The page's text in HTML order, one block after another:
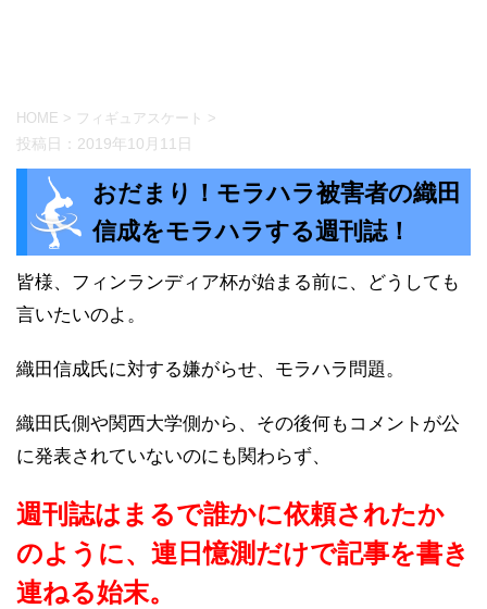
HOME > フィギュアスケート >
投稿日： 2019年10月11日
おだまり！モラハラ被害者の織田
信成をモラハラする週刊誌！
皆様、フィンランディア杯が始まる前に、どうしても
言いたいのよ。
織田信成氏に対する嫌がらせ、モラハラ問題。
織田氏側や関西大学側から、その後何もコメントが公
に発表されていないのにも関わらず、
週刊誌はまるで誰かに依頼されたか
のように、連日憶測だけで記事を書き
連ねる始末。